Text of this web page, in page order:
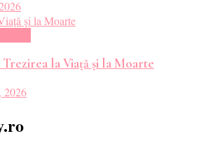
la Viață și la Moarte
2026